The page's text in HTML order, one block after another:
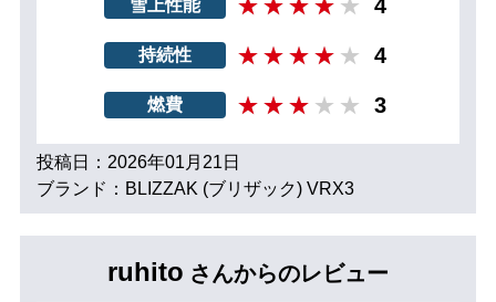
雪上性能 4
持続性 4
燃費 3
投稿日：2026年01月21日
ブランド：BLIZZAK (ブリザック) VRX3
ruhito さんからのレビュー